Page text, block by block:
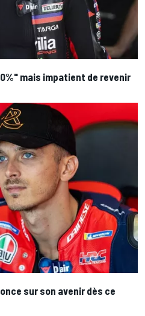
mais impatient de revenir
sur son avenir dès ce